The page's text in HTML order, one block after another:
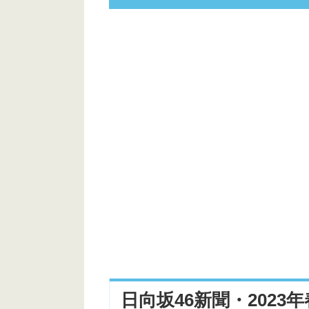
日向坂46新聞・2023